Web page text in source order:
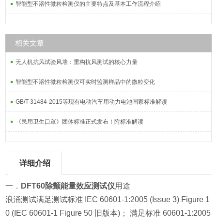
智能型不溶性微粒检测仪的主要特点及基本工作流程介绍
相关文章
无人机抗风试验风墙：重构抗风测试的核心力量
智能型不溶性微粒检测仪可实时监测样品中的微粒变化
GB/T 31484-2015等现有电动汽车用动力电池国家标准解读
《民用卫生口罩》团体标准正式发布！附标准解读
详细介绍
一． DFT60除颤能量效应测试仪用途
浪涌测试满足测试标准 IEC 60601-1:2005 (Issue 3) Figure 1
0 (IEC 60601-1 Figure 50 旧版本)； 满足标准 60601-1:2005